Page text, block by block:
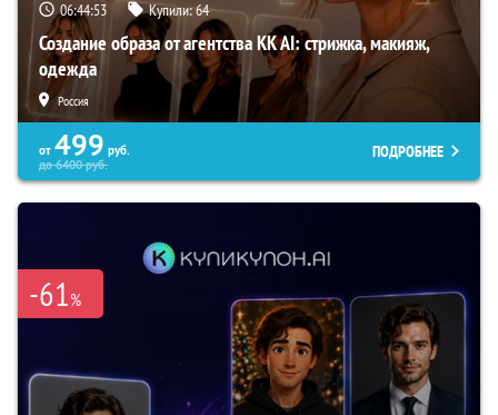
06:44:51 Купили:64
Создание образа от агентства KK AI: стрижка, макияж,
одежда
Россия
от 499 руб.
до6400руб.
ПОДРОБНЕЕ
-61%